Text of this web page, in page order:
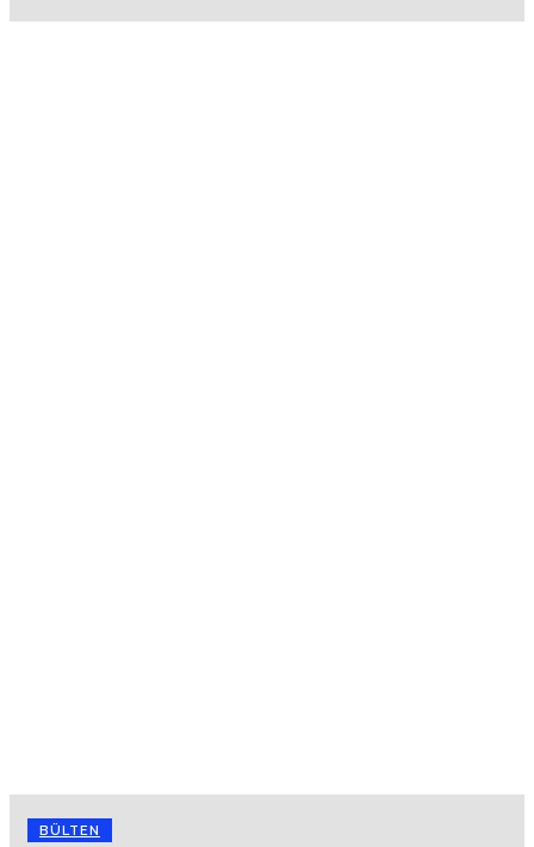
BÜLTEN